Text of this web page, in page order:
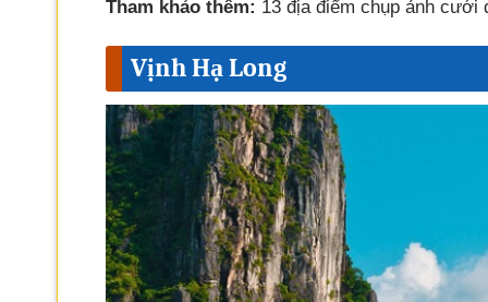
Tham khảo thêm: 13 địa điểm chụp ảnh cưới
Vịnh Hạ Long